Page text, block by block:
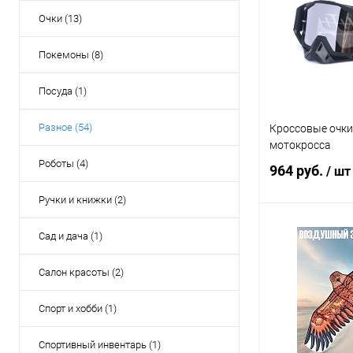
Очки (13)
Покемоны (8)
Посуда (1)
Разное (54)
Роботы (4)
Ручки и книжки (2)
Сад и дача (1)
Салон красоты (2)
Спорт и хобби (1)
Спортивный инвентарь (1)
В избранное
Кроссовые
мотокросса
964 руб. / шт
Купить в 1
В избранное